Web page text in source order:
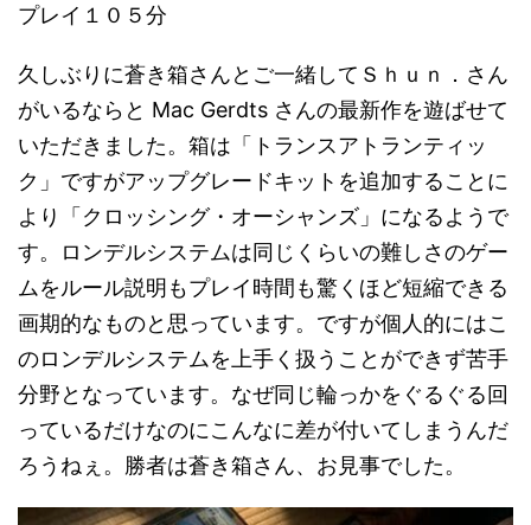
プレイ１０５分
久しぶりに蒼き箱さんとご一緒してＳｈｕｎ．さん
がいるならと Mac Gerdts さんの最新作を遊ばせて
いただきました。箱は「トランスアトランティッ
ク」ですがアップグレードキットを追加することに
より「クロッシング・オーシャンズ」になるようで
す。ロンデルシステムは同じくらいの難しさのゲー
ムをルール説明もプレイ時間も驚くほど短縮できる
画期的なものと思っています。ですが個人的にはこ
のロンデルシステムを上手く扱うことができず苦手
分野となっています。なぜ同じ輪っかをぐるぐる回
っているだけなのにこんなに差が付いてしまうんだ
ろうねぇ。勝者は蒼き箱さん、お見事でした。